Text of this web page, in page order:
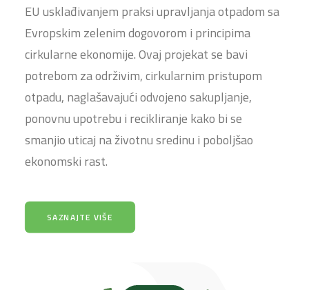
EU usklađivanjem praksi upravljanja otpadom sa
Evropskim zelenim dogovorom i principima
cirkularne ekonomije. Ovaj projekat se bavi
potrebom za održivim, cirkularnim pristupom
otpadu, naglašavajući odvojeno sakupljanje,
ponovnu upotrebu i recikliranje kako bi se
smanjio uticaj na životnu sredinu i poboljšao
ekonomski rast.
SAZNAJTE VIŠE